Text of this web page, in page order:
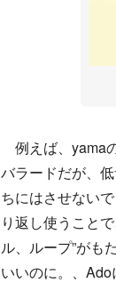
例えば、yama
バラードだが、
ちにはさせない
り返し使うこと
ル、ループ”がも
いいのに。、